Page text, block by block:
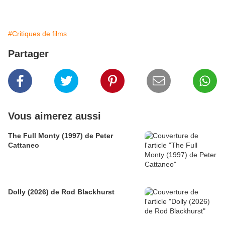
#Critiques de films
Partager
Vous aimerez aussi
The Full Monty (1997) de Peter
Cattaneo
Dolly (2026) de Rod Blackhurst